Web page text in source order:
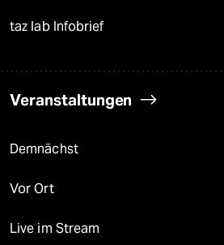
taz lab Infobrief
Veranstaltungen
Demnächst
Vor Ort
Live im Stream